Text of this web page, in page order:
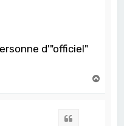
d'"officiel"